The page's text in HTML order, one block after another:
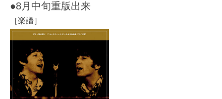
●8月中旬重版出来
［楽譜］